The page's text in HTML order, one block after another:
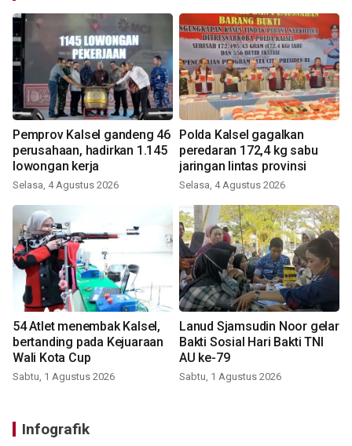
Pemprov Kalsel gandeng 46
perusahaan, hadirkan 1.145
lowongan kerja
Selasa, 4 Agustus 2026
Polda Kalsel gagalkan
peredaran 172,4 kg sabu
jaringan lintas provinsi
Selasa, 4 Agustus 2026
54 Atlet menembak Kalsel,
bertanding pada Kejuaraan
Wali Kota Cup
Sabtu, 1 Agustus 2026
Lanud Sjamsudin Noor gelar
Bakti Sosial Hari Bakti TNI
AU ke-79
Sabtu, 1 Agustus 2026
Infografik